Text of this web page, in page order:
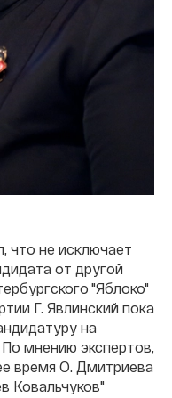
что не исключает
от другой
"Яблоко"
Г. Явлинский пока
на
мнению экспертов,
время О. Дмитриева
Ковальчуков"